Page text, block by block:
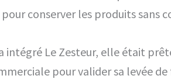
conserver les produits sans
intégré Le Zesteur, elle était
pour valider sa levée